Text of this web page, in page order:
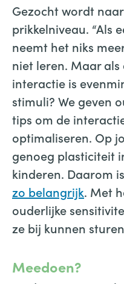
Gezocht wordt
prikkelniveau. “Als
neemt het niks
niet leren. Maar
interactie is
stimuli? We geven
tips om de
optimaliseren. Op
genoeg plasticiteit
kinderen. Daarom
zo belangrijk. Met
ouderlijke
ze bij kunnen
Meedoen?